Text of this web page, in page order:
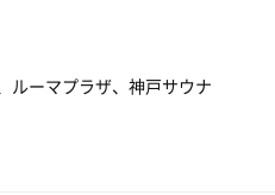
ルーマプラザ、神戸サウナ